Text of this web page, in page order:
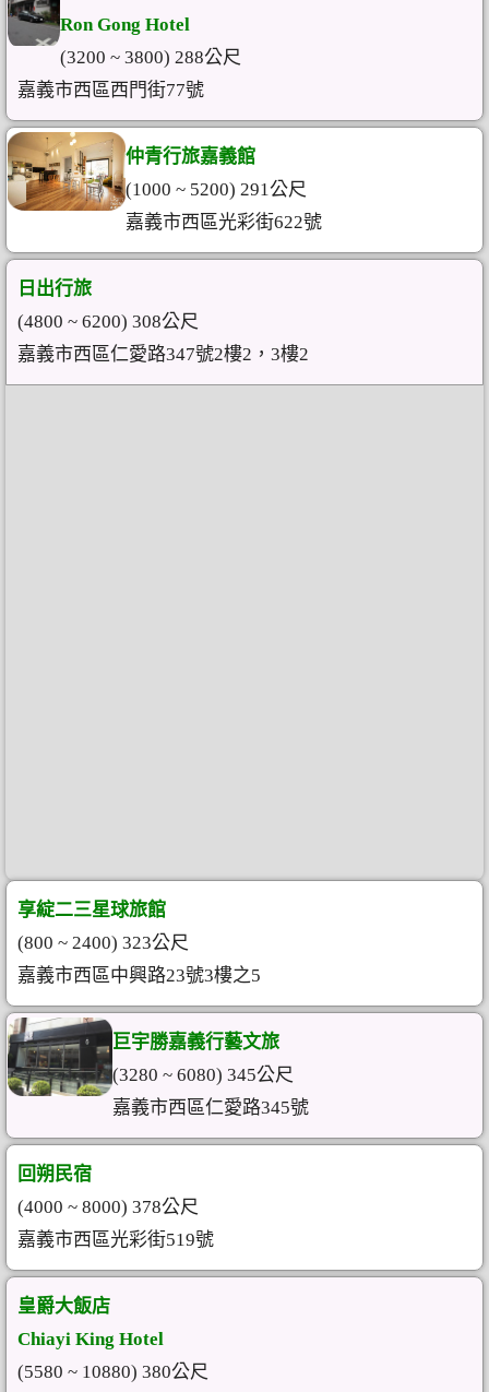
Ron Gong Hotel
(3200 ~ 3800) 288公尺
嘉義市西區西門街77號
仲青行旅嘉義館
(1000 ~ 5200) 291公尺
嘉義市西區光彩街622號
日出行旅
(4800 ~ 6200) 308公尺
嘉義市西區仁愛路347號2樓2，3樓2
享綻二三星球旅館
(800 ~ 2400) 323公尺
嘉義市西區中興路23號3樓之5
巨宇勝嘉義行藝文旅
(3280 ~ 6080) 345公尺
嘉義市西區仁愛路345號
回朔民宿
(4000 ~ 8000) 378公尺
嘉義市西區光彩街519號
皇爵大飯店
Chiayi King Hotel
(5580 ~ 10880) 380公尺